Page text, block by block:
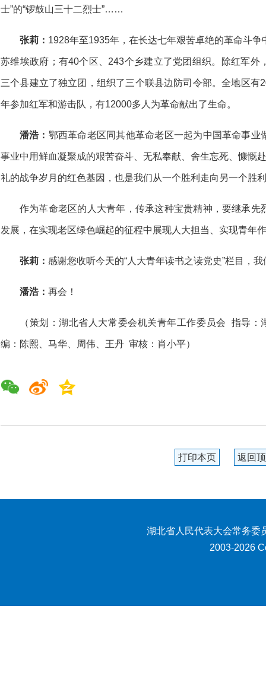
士”的“锣鼓山三十二烈士”……
张莉： 1928年至1935年，在长达七年艰苦卓绝的革命斗
苏维埃政府；有40个区、243个乡建立了党团组织。除红军外
三个县建立了独立团，组织了三个联县边防司令部。全地区
年参加红军和游击队，有12000多人为革命献出了生命。
潘浩： 鄂西革命老区同其他革命老区一起为中国革命事
事业中用鲜血凝聚成的艰苦奋斗、无私奉献、舍生忘死、慷慨
礼的战争岁月的红色基因，也是我们从一个胜利走向另一个胜利
作为革命老区的人大青年，传承这种宝贵精神，要继承
发展，在实现老区绿色崛起的征程中展现人大担当、实现青年
张莉： 感谢您收听今天的“人大青年读书之读党史”栏目，
潘浩： 再会！
（策划：湖北省人大常委会机关青年工作委员会 指导：
编：陈熙、马华、周伟、王丹 审核：肖小平）
打印本页 返回
湖北省人民代表大会常务委
2003-2026